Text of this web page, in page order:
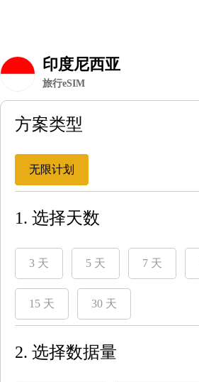
印度尼西亚
旅行eSIM
方案类型
无限计划
1. 选择天数
3 天 5 天 7 天
15 天 30 天
2. 选择数据量